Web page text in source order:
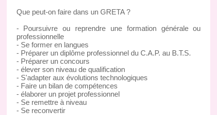
Que peut-on faire dans un GRETA ?
- Poursuivre ou reprendre une formation générale ou
professionnelle
- Se former en langues
- Préparer un diplôme professionnel du C.A.P. au B.T.S.
- Préparer un concours
- élever son niveau de qualification
- S'adapter aux évolutions technologiques
- Faire un bilan de compétences
- élaborer un projet professionnel
- Se remettre à niveau
- Se reconvertir